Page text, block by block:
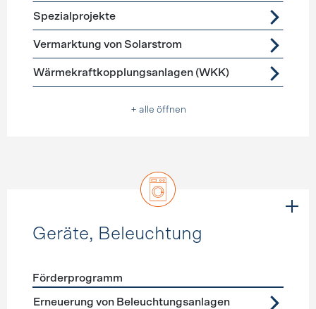
Spezialprojekte
Vermarktung von Solarstrom
Wärmekraftkopplungsanlagen (WKK)
+ alle öffnen
Geräte, Beleuchtung
Förderprogramme Geräte, Beleuchtung
Förderprogramm
Erneuerung von Beleuchtungsanlagen